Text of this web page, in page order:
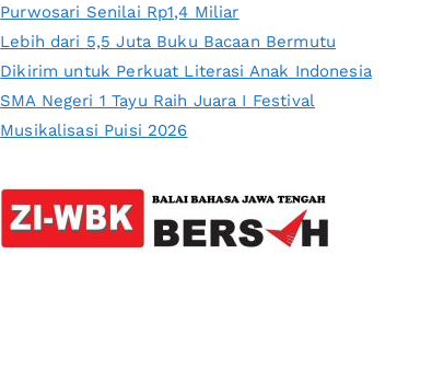
Purwosari Senilai Rp1,4 Miliar
Lebih dari 5,5 Juta Buku Bacaan Bermutu
Dikirim untuk Perkuat Literasi Anak Indonesia
SMA Negeri 1 Tayu Raih Juara I Festival
Musikalisasi Puisi 2026